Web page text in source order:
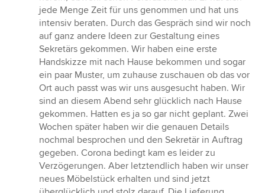
jede Menge Zeit für uns genommen und hat uns
intensiv beraten. Durch das Gespräch sind wir noch
auf ganz andere Ideen zur Gestaltung eines
Sekretärs gekommen. Wir haben eine erste
Handskizze mit nach Hause bekommen und sogar
ein paar Muster, um zuhause zuschauen ob das vor
Ort auch passt was wir uns ausgesucht haben. Wir
sind an diesem Abend sehr glücklich nach Hause
gekommen. Hatten es ja so gar nicht geplant. Zwei
Wochen später haben wir die genauen Details
nochmal besprochen und den Sekretär in Auftrag
gegeben. Corona bedingt kam es leider zu
Verzögerungen. Aber letztendlich haben wir unser
neues Möbelstück erhalten und sind jetzt